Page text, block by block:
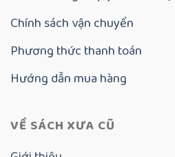
Chính sách vận chuyển
Phương thức thanh toán
Hướng dẫn mua hàng
VỀ SÁCH XƯA CŨ